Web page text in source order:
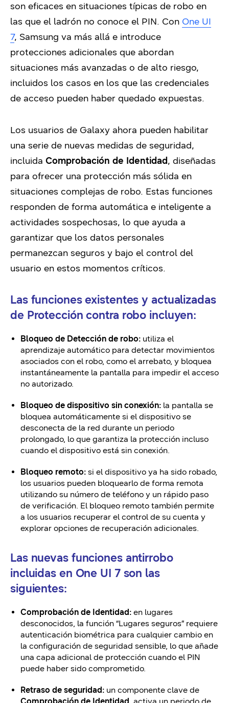
son eficaces en situaciones típicas de robo en
las que el ladrón no conoce el PIN. Con One UI
7, Samsung va más allá e introduce
protecciones adicionales que abordan
situaciones más avanzadas o de alto riesgo,
incluidos los casos en los que las credenciales
de acceso pueden haber quedado expuestas.
Los usuarios de Galaxy ahora pueden habilitar
una serie de nuevas medidas de seguridad,
incluida Comprobación de Identidad, diseñadas
para ofrecer una protección más sólida en
situaciones complejas de robo. Estas funciones
responden de forma automática e inteligente a
actividades sospechosas, lo que ayuda a
garantizar que los datos personales
permanezcan seguros y bajo el control del
usuario en estos momentos críticos.
Las funciones existentes y actualizadas
de Protección contra robo incluyen:
Bloqueo de Detección de robo: utiliza el
aprendizaje automático para detectar movimientos
asociados con el robo, como el arrebato, y bloquea
instantáneamente la pantalla para impedir el acceso
no autorizado.
Bloqueo de dispositivo sin conexión: la pantalla se
bloquea automáticamente si el dispositivo se
desconecta de la red durante un periodo
prolongado, lo que garantiza la protección incluso
cuando el dispositivo está sin conexión.
Bloqueo remoto: si el dispositivo ya ha sido robado,
los usuarios pueden bloquearlo de forma remota
utilizando su número de teléfono y un rápido paso
de verificación. El bloqueo remoto también permite
a los usuarios recuperar el control de su cuenta y
explorar opciones de recuperación adicionales.
Lasnuevas funciones antirrobo
incluidas en One UI 7 son las
siguientes:
Comprobación de Identidad: en lugares
desconocidos, la función “Lugares seguros” requiere
autenticación biométrica para cualquier cambio en
la configuración de seguridad sensible, lo que añade
una capa adicional de protección cuando el PIN
puede haber sido comprometido.
Retraso de seguridad: un componente clave de